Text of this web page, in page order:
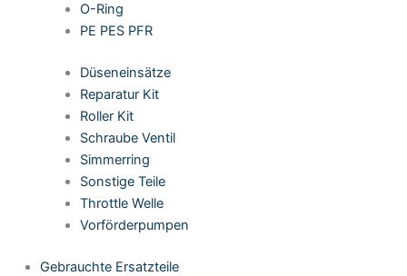
O-Ring
PE PES PFR
Düseneinsätze
Reparatur Kit
Roller Kit
Schraube Ventil
Simmerring
Sonstige Teile
Throttle Welle
Vorförderpumpen
Gebrauchte Ersatzteile